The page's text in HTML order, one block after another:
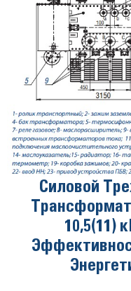
Силовой
10,5(11)